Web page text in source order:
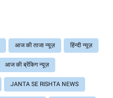
आज की ताजा न्यूज़ हिंन्दी न्यूज़
आज की ब्रेंकिग न्यूज़
JANTA SE RISHTA NEWS